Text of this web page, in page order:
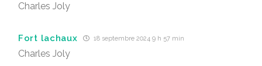
Charles Joly
Fort lachaux 18 septembre 2024 9 h 57 min
Charles Joly